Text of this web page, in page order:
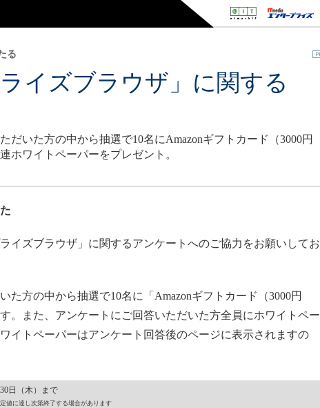
イズブラウザ」に関する
る
だいた方の中から抽選で10名にAmazonギフトカード（3000円
ホワイトペーパーをプレゼント。
イズブラウザ」に関するアンケートへのご協力をお願いしてお
方の中から抽選で10名に「Amazonギフトカード（3000円
。また、アンケートにご回答いただいた方全員にホワイトペー
イトペーパーはアンケート回答後のページに表示されますの
日（木）まで
値に達し次第終了する場合があります